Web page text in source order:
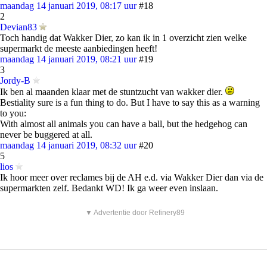
maandag 14 januari 2019, 08:17 uur #18
2
Devian83
Toch handig dat Wakker Dier, zo kan ik in 1 overzicht zien welke
supermarkt de meeste aanbiedingen heeft!
maandag 14 januari 2019, 08:21 uur #19
3
Jordy-B
Ik ben al maanden klaar met de stuntzucht van wakker dier.
Bestiality sure is a fun thing to do. But I have to say this as a warning
to you:
With almost all animals you can have a ball, but the hedgehog can
never be buggered at all.
maandag 14 januari 2019, 08:32 uur #20
5
lios
Ik hoor meer over reclames bij de AH e.d. via Wakker Dier dan via de
supermarkten zelf. Bedankt WD! Ik ga weer even inslaan.
▼ Advertentie door Refinery89